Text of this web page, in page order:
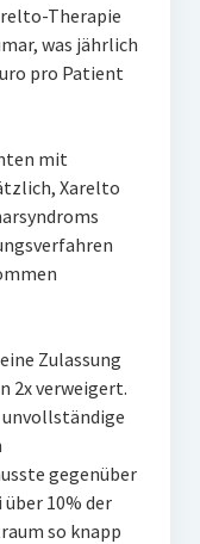
Therapie
was jährlich
pro Patient
mit
Xarelto
Zulassung
2x verweigert.
gegenüber
über 10% der
so knapp